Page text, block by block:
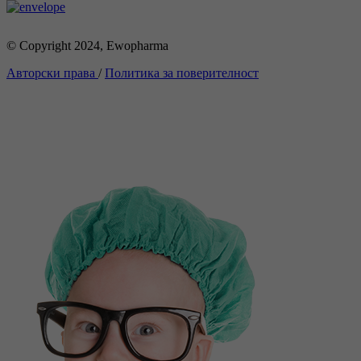
© Copyright 2024, Ewopharma
Авторски права /Политика за поверителност